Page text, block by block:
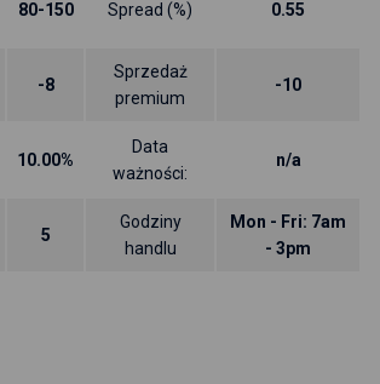
80-150 Spread (%) 0.55
-8
Sprzedaż
premium
-10
10.00%
Data
ważności:
n/a
5
Godziny
handlu
Mon - Fri: 7am
- 3pm